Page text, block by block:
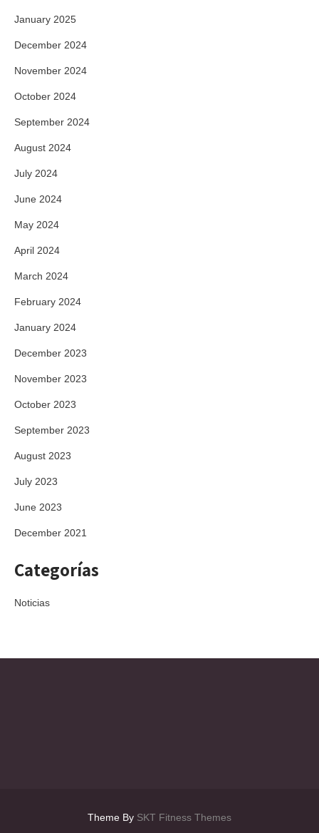
January 2025
December 2024
November 2024
October 2024
September 2024
August 2024
July 2024
June 2024
May 2024
April 2024
March 2024
February 2024
January 2024
December 2023
November 2023
October 2023
September 2023
August 2023
July 2023
June 2023
December 2021
Categorías
Noticias
Theme By SKT Fitness Themes